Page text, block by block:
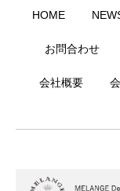
HOME
お問合わせ
会社概要